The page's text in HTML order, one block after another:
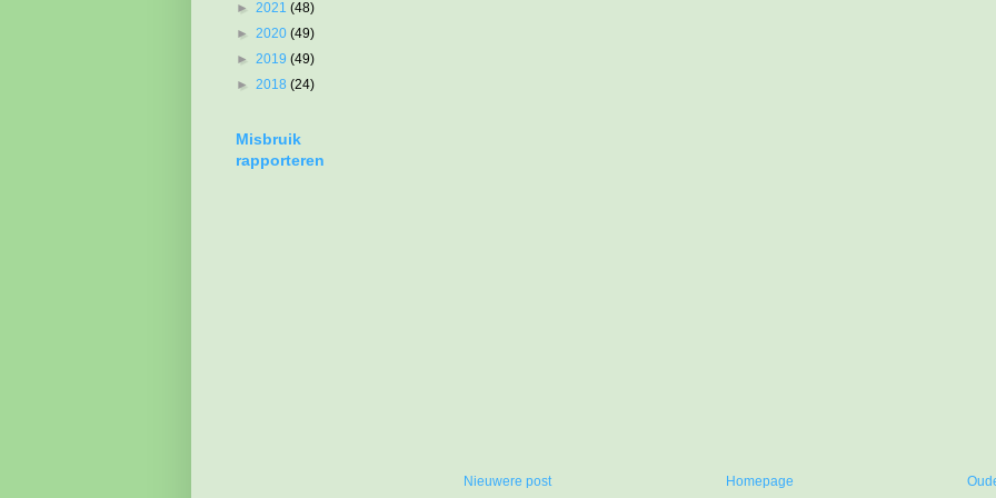
Nieuwere post Homepage
► 2021 (48)
► 2020 (49)
► 2019 (49)
► 2018 (24)
Misbruik
rapporteren